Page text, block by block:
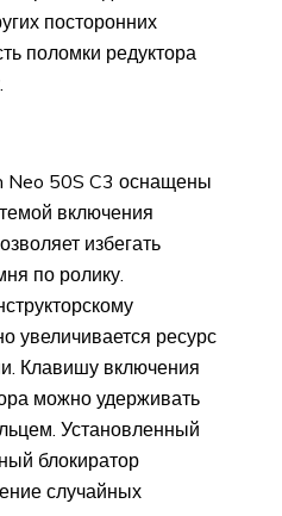
посторонних
поломки редуктора
Neo 50S C3 оснащены
включения
избегать
по ролику.
увеличивается ресурс
Клавишу включения
можно удерживать
Установленный
блокиратор
случайных